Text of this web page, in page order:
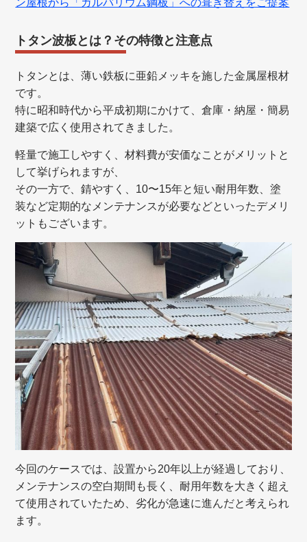
ン屋根から「ガルバリウム鋼板」への葺き替えをご提案
トタン波板とは？その特徴と注意点
トタンとは、薄い鉄板に亜鉛メッキを施した金属屋根材
です。
特に昭和時代から平成初期にかけて、倉庫・納屋・簡易
建築で広く使用されてきました。
軽量で施工しやすく、材料費が安価なことがメリットと
して挙げられますが、
その一方で、錆やすく、10〜15年と短い耐用年数、塗
装など定期的なメンテナンスが必要などといったデメリ
ットもございます。
今回のケースでは、設置から20年以上が経過しており、
メンテナンスの空白期間も長く、耐用年数を大きく超え
て使用されていたため、劣化が急速に進んだと考えられ
ます。